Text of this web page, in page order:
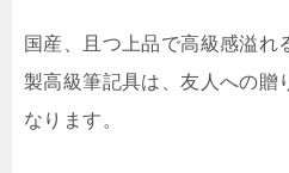
国産、且つ上品で高級感溢れ
製高級筆記具は、友人への贈
なります。